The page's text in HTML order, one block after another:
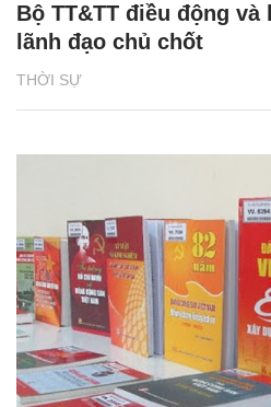
THỜI SỰ
Bộ TT&TT điều động
lãnh đạo chủ chốt